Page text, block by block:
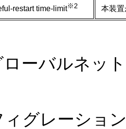
restart time-limit※2 本装
ーバルネッ
ィグレーショ